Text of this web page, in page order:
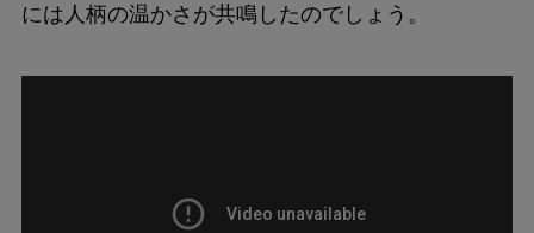
には人柄の温かさが共鳴したのでしょう。